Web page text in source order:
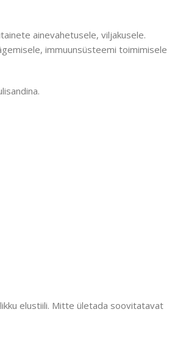
ainevahetusele, viljakusele.
immuunsüsteemi toimimisele
elustiili. Mitte ületada soovitatavat